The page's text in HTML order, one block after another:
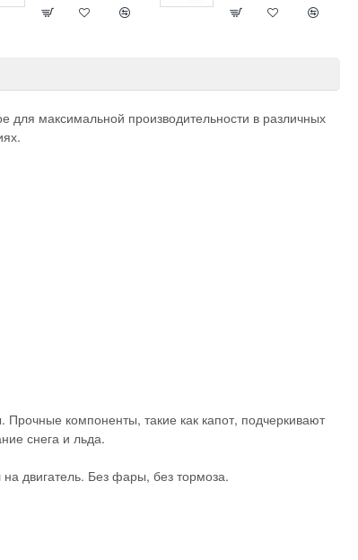
максимальной производительности в различных
компоненты, такие как капот, подчеркивают
снега и льда.
двигатель. Без фары, без тормоза.